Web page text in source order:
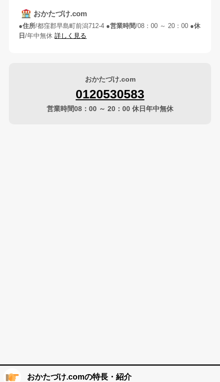
おかたづけ.com
住所 都窪郡早島町前潟712-4 営業時間 08：00 ～ 20：00
休
日 年中無休 詳しく見る
おかたづけ.com
0120530583
営業時間08：00 ～ 20：00 休日年中無休
おかたづけ.comの特長・紹介